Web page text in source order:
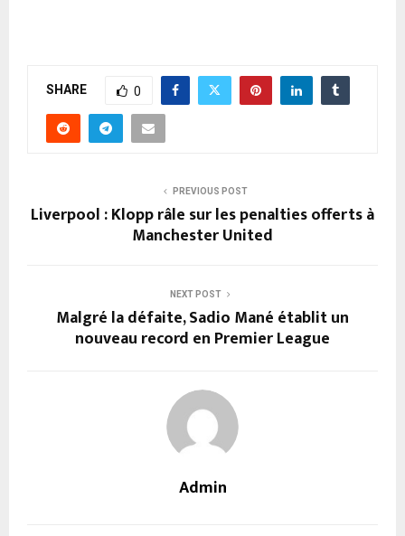
SHARE 0
PREVIOUS POST
Liverpool : Klopp râle sur les penalties offerts à
Manchester United
NEXT POST
Malgré la défaite, Sadio Mané établit un
nouveau record en Premier League
Admin